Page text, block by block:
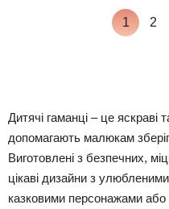
1 2
Дитячі гаманці – це яскраві
допомагають малюкам
Виготовлені з безпечних,
цікаві дизайни з
казковими персонажами